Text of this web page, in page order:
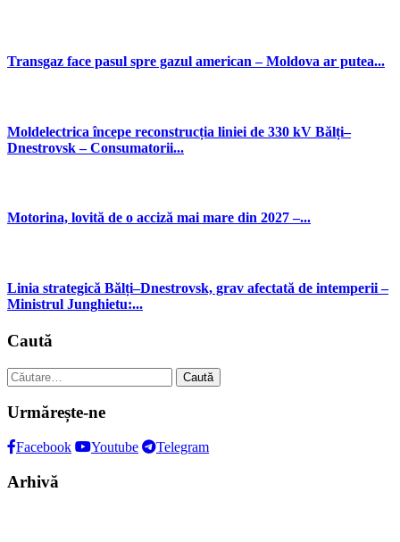
Transgaz face pasul spre gazul american – Moldova ar putea...
Moldelectrica începe reconstrucția liniei de 330 kV Bălți–
Dnestrovsk – Consumatorii...
Motorina, lovită de o acciză mai mare din 2027 –...
Linia strategică Bălți–Dnestrovsk, grav afectată de intemperii –
Ministrul Junghietu:...
Caută
Caută
după:
Urmărește-ne
Facebook Youtube Telegram
Arhivă